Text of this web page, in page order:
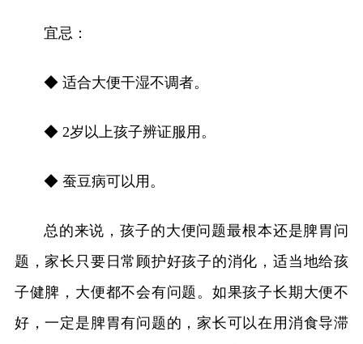
宜忌：
◆ 适合大便干湿不调者。
◆ 2岁以上孩子辨证服用。
◆ 蚕豆病可以用。
总的来说，孩子的大便问题最根本还是脾胃问
题，家长只要日常顾护好孩子的消化，适当地给孩
子健脾，大便都不会有问题。如果孩子长期大便不
好，一定是脾胃有问题的，家长可以在用消食导滞